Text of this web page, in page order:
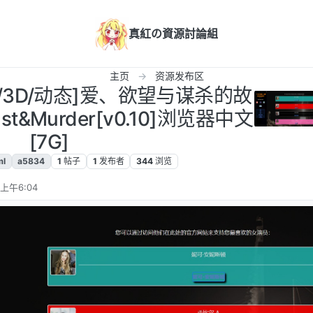
真紅の資源討論組
主页 资源发布区
动态]爱、欲望与谋杀的故
浏览器中文
[7G]
a5834 1 帖子 1 发布者 344 浏览
午6:04